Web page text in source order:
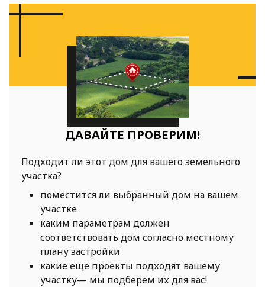
ДАВАЙТЕ ПРОВЕРИМ!
Подходит ли этот дом для вашего земельного
участка?
поместится ли выбранный дом на вашем
участке
каким параметрам должен
соответствовать дом согласно местному
плану застройки
какие еще проекты подходят вашему
участку— мы подберем их для вас!